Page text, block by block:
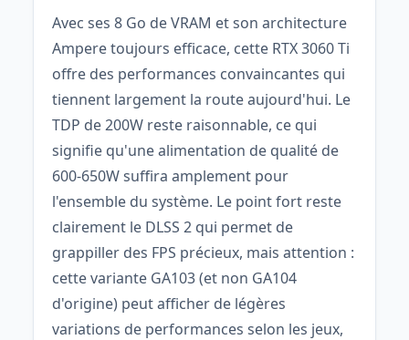
Avec ses 8 Go de VRAM et son architecture
Ampere toujours efficace, cette RTX 3060 Ti
offre des performances convaincantes qui
tiennent largement la route aujourd'hui. Le
TDP de 200W reste raisonnable, ce qui
signifie qu'une alimentation de qualité de
600-650W suffira amplement pour
l'ensemble du système. Le point fort reste
clairement le DLSS 2 qui permet de
grappiller des FPS précieux, mais attention :
cette variante GA103 (et non GA104
d'origine) peut afficher de légères
variations de performances selon les jeux,